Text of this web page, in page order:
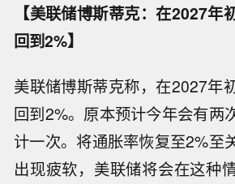
【美联储博斯蒂克：在2027年
回到2%】
美联储博斯蒂克称，在2027年
回到2%。原本预计今年会有两
计一次。将通胀率恢复至2%至
出现疲软，美联储将会在这种